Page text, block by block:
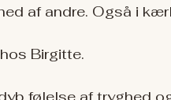
af andre. Også i
Birgitte.